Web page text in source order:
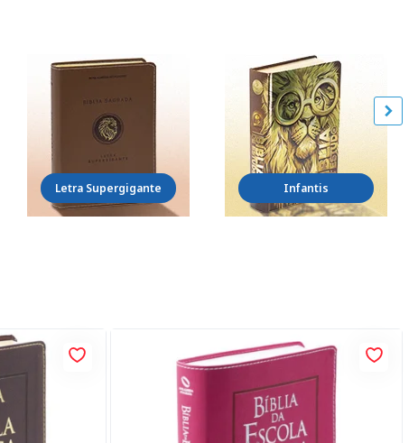
Letra Supergigante Infantis